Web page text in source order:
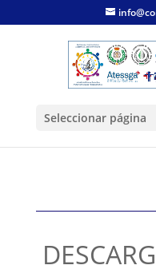
Seleccionar página